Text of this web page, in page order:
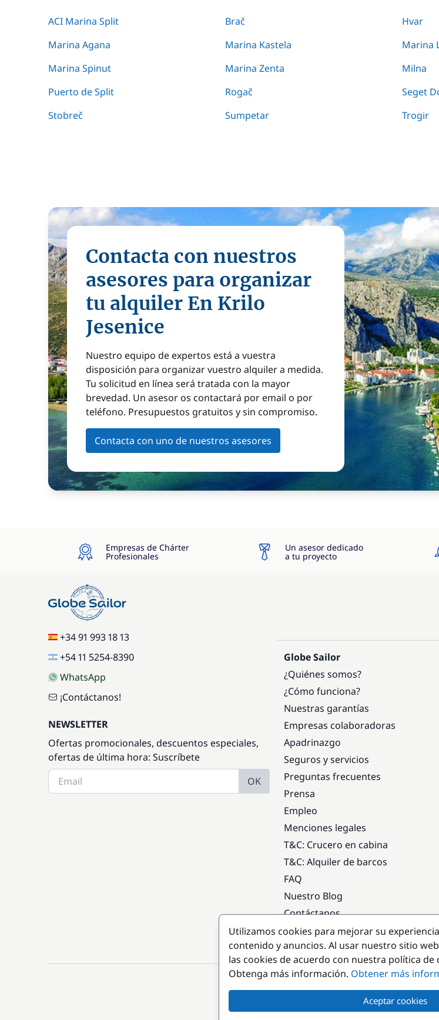
ACI Marina Split Brač Hvar
Marina Agana
Marina Kastela Marina
Marina Spinut
Marina Zenta Milna
Puerto de Split
Rogač Seget
Stobreč
Sumpetar Trogir
Contacta con nuestros
asesores para organizar
tu alquiler En Krilo
Jesenice
Nuestro equipo de expertos está a vuestra
disposición para organizar vuestro alquiler a medida.
Tu solicitud en línea será tratada con la mayor
brevedad. Un asesor os contactará por email o por
teléfono. Presupuestos gratuitos y sin compromiso.
Contacta con uno de nuestros asesores
Empresas de Chárter
Profesionales
Un asesor dedicado
a tu proyecto
+34 91 993 18 13
+54 11 5254-8390
WhatsApp
¡Contáctanos!
NEWSLETTER
Ofertas promocionales, descuentos especiales,
ofertas de última hora: Suscríbete
OK
Globe Sailor
¿Quiénes somos?
¿Cómo funciona?
Nuestras garantías
Empresas colaboradoras
Apadrinazgo
Seguros y servicios
Preguntas frecuentes
Prensa
Empleo
Menciones legales
T&C: Crucero en cabina
T&C: Alquiler de barcos
FAQ
Nuestro Blog
Contáctanos
Destinos populares
Utilizamos cookies para mejorar su
contenido y anuncios. Al usar nuestro sitio
las cookies de acuerdo con nuestra política de
Obtenga más información. Obtener más
Aceptar cookies